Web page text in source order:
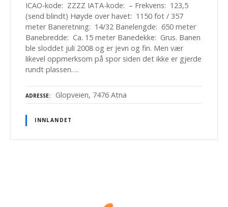
ICAO-kode: ZZZZ IATA-kode: – Frekvens: 123,5
(send blindt) Høyde over havet: 1150 fot / 357
meter Baneretning: 14/32 Banelengde: 650 meter
Banebredde: Ca. 15 meter Banedekke: Grus. Banen
ble sloddet juli 2008 og er jevn og fin. Men vær
likevel oppmerksom på spor siden det ikke er gjerde
rundt plassen….
ADRESSE Glopveien, 7476 Atna
INNLANDET